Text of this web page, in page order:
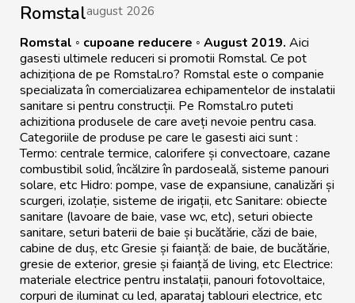
Romstalaugust 2026
Romstal ◦ cupoane reducere ◦ August 2019. Aici
gasesti ultimele reduceri si promotii Romstal. Ce pot
achiziționa de pe Romstal.ro? Romstal este o companie
specializata în comercializarea echipamentelor de instalatii
sanitare si pentru construcții. Pe Romstal.ro puteti
achizitiona produsele de care aveți nevoie pentru casa.
Categoriile de produse pe care le gasesti aici sunt :
Termo: centrale termice, calorifere și convectoare, cazane
combustibil solid, încălzire în pardoseală, sisteme panouri
solare, etc Hidro: pompe, vase de expansiune, canalizări și
scurgeri, izolație, sisteme de irigații, etc Sanitare: obiecte
sanitare (lavoare de baie, vase wc, etc), seturi obiecte
sanitare, seturi baterii de baie și bucătărie, căzi de baie,
cabine de duș, etc Gresie și faianță: de baie, de bucătărie,
gresie de exterior, gresie și faianță de living, etc Electrice:
materiale electrice pentru instalații, panouri fotovoltaice,
corpuri de iluminat cu led, aparataj tablouri electrice, etc